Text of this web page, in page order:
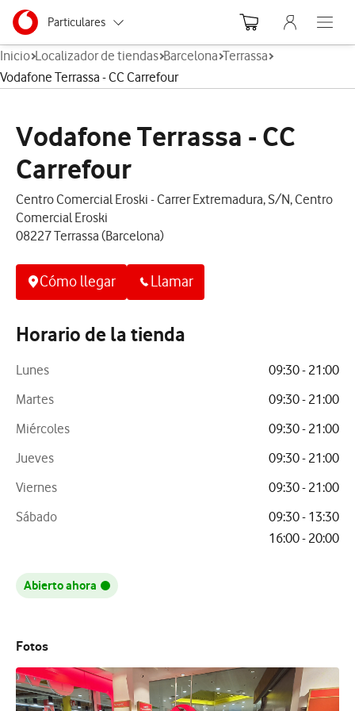
Ir a la pagina principal de vodafone.es
Menu navegación Segmento
Particulares
Autónomos
Grandes empresas
Menu
Abre el
Inicio Localizador de tiendas Barcelona Terrassa
Vodafone Terrassa - CC Carrefour
Vodafone Terrassa - CC
Carrefour
Centro Comercial Eroski - Carrer Extremadura, S/N, Centro
Comercial Eroski
08227 Terrassa (Barcelona)
Cómo llegar Llamar
Horario de la tienda
Lunes
09:30 - 21:00
Martes
09:30 - 21:00
Miércoles
09:30 - 21:00
Jueves
09:30 - 21:00
Viernes
09:30 - 21:00
Sábado
09:30 - 13:30
16:00 - 20:00
Abierto ahora
Fotos